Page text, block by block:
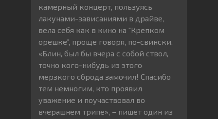
камерный концерт, пользуясь
лакунами-зависаниями в драйве,
вела себя как в кино на "Крепком
орешке", проще говоря, по-свински.
«Блин, был бы вчера с собой ствол,
точно кого-нибудь из этого
мерзкого сброда замочил! Спасибо
тем немногим, кто проявил
уважение и поучаствовал во
вчерашнем трипе», – пишет один из